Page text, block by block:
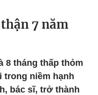
7 năm
8 tháng thấp thỏm
trong niềm hạnh
bác sĩ, trở thành